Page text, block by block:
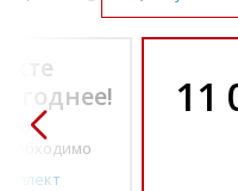
по-
11